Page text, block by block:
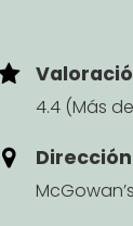
4.4 (Más
Dirección